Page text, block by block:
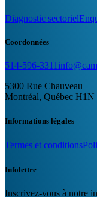
Diagnostic sectoriel
Coordonnées
514-596-3311
5300 Rue Chauveau
Montréal, Québec
Informations légales
Termes et conditions
Infolettre
Inscrivez-vous à notre